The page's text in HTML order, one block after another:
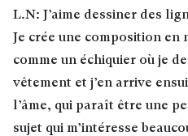
L.N: J’aime dessiner des
Je crée une composition
comme un échiquier où je
vêtement et j’en arrive
l’âme, qui paraît être une
sujet qui m’intéresse